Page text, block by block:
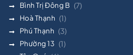
Bình Trị Đông B (7)
Hoà Thạnh (1)
Phú Thạnh (3)
Phường 13 (1)